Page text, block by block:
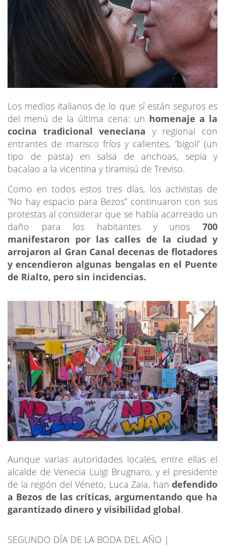
Los medios italianos de lo que sí están seguros es
del menú de la última cena: un homenaje a la
cocina tradicional veneciana y regional con
entrantes de marisco fríos y calientes, ‘bigoli’ (un
tipo de pasta) en salsa de anchoas, sepia y
bacalao a la vicentina y tiramisú de Treviso.
Como en todos estos tres días, los activistas de
“No hay espacio para Bezos” continuaron con sus
protestas al considerar que se había acarreado un
daño para los habitantes y unos 700
manifestaron por las calles de la ciudad y
arrojaron al Gran Canal decenas de flotadores
y encendieron algunas bengalas en el Puente
de Rialto, pero sin incidencias.
Aunque varias autoridades locales, entre ellas el
alcalde de Venecia Luigi Brugnaro, y el presidente
de la región del Véneto, Luca Zaia, han defendido
a Bezos de las críticas, argumentando que ha
garantizado dinero y visibilidad global.
SEGUNDO DÍA DE LA BODA DEL AÑO |